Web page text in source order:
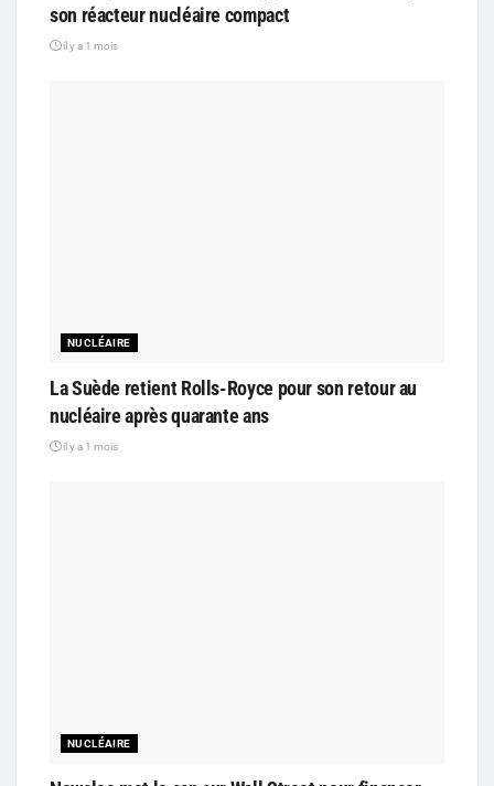
son réacteur nucléaire compact
il y a 1 mois
NUCLÉAIRE
La Suède retient Rolls-Royce pour son retour au
nucléaire après quarante ans
il y a 1 mois
NUCLÉAIRE